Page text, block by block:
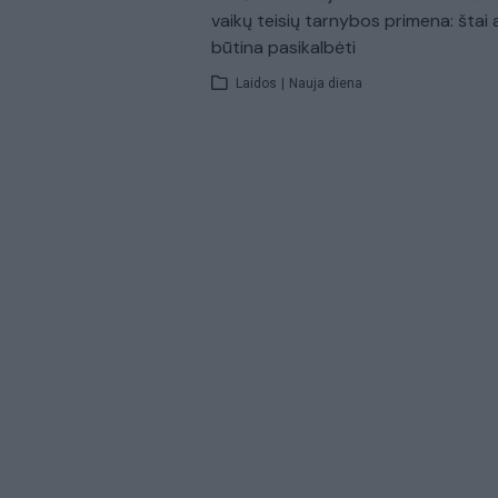
vaikų teisių tarnybos primena: štai
būtina pasikalbėti
Laidos | Nauja diena